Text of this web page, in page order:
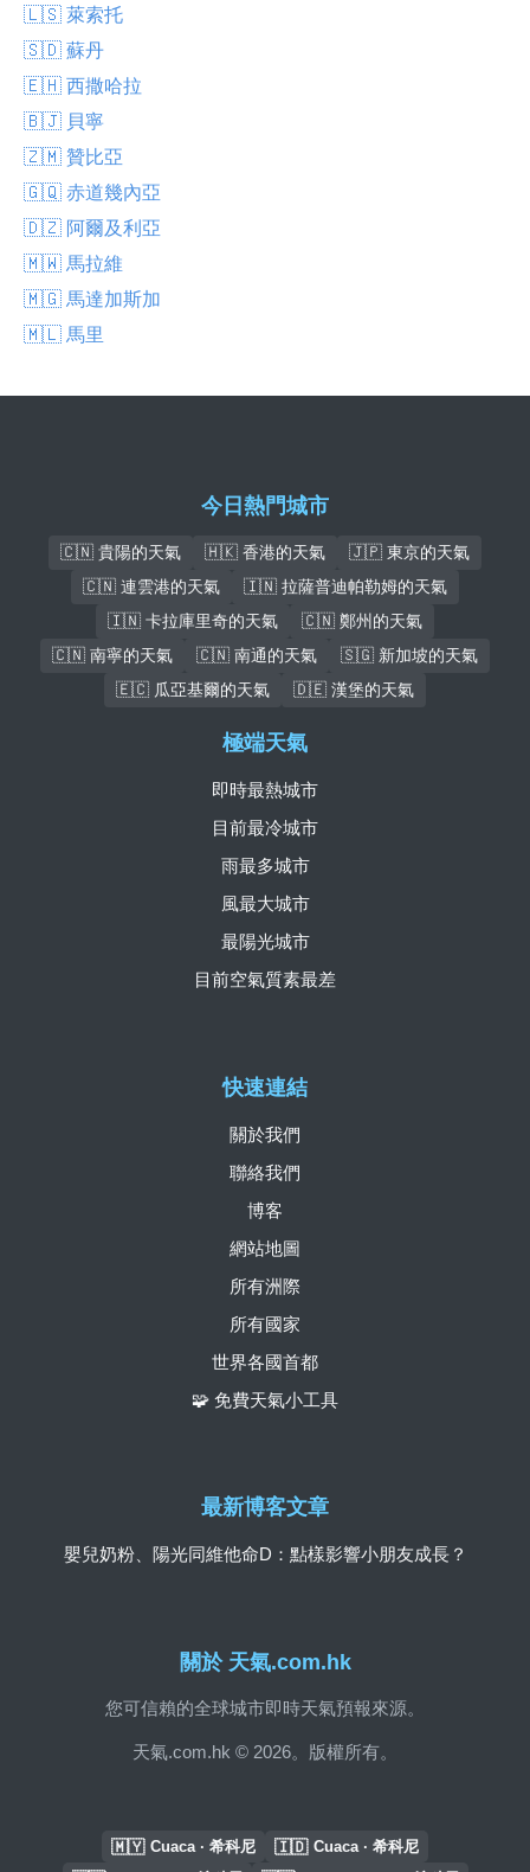
🇱🇸 萊索托
🇸🇩 蘇丹
🇪🇭 西撒哈拉
🇧🇯 貝寧
🇿🇲 贊比亞
🇬🇶 赤道幾內亞
🇩🇿 阿爾及利亞
🇲🇼 馬拉維
🇲🇬 馬達加斯加
🇲🇱 馬里
今日熱門城市
🇨🇳 貴陽的天氣 🇭🇰 香港的天氣
🇯🇵 東京的天氣
🇨🇳 連雲港的天氣
🇮🇳 拉薩普迪帕勒姆的天氣
🇮🇳 卡拉庫里奇的天氣
🇨🇳 鄭州的天氣
🇨🇳 南寧的天氣
🇨🇳 南通的天氣
🇸🇬 新加坡的天氣
🇪🇨 瓜亞基爾的天氣
🇩🇪 漢堡的天氣
關於 天氣.com.hk
您可信賴的全球城市即時天氣預報來源。
天氣.com.hk © 2026。版權所有。
快速連結
關於我們
聯絡我們
博客
網站地圖
所有洲際
所有國家
世界各國首都
🧩 免費天氣小工具
極端天氣
即時最熱城市
目前最冷城市
雨最多城市
風最大城市
最陽光城市
目前空氣質素最差
最新博客文章
嬰兒奶粉、陽光同維他命D：點樣影響小朋友成長？
🇲🇾 Cuaca · 希科尼 🇮🇩 Cuaca · 希科尼